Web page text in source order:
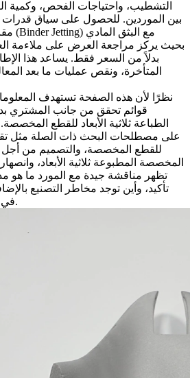
التشطيب، واحتياجات الفحص، وكمية
بين الموردين. للحصول على سياق
الربط بالمواد الرابطة (Binder Jetting) مع البثق المادي
بدلاً من السعر فقط. يساعد هذا
المتأخرة، ونقص عمليات ما بعد
نظرًا لأن هذه الصفحة تستهدف
قوائم تحقق من جانب المشتري
الطباعة ثلاثية الأبعاد للقطع
على مصطلحات البحث ذات الصلة مثل
للقطع المخصصة، والتصميم من أجل
المخصصة المطبوعة ثلاثية الأبعاد،
تظهر مناقشة جيدة مع المورد ما هو
تأكيد، وأين توجد مخاطر التصنيع
في القطعة بعد إصدار الطلب.